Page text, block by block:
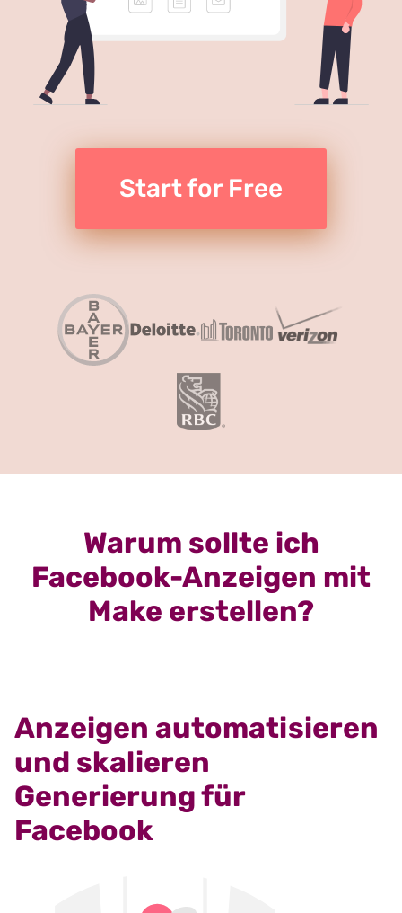
Start for Free
Warum sollte ich
Facebook-Anzeigen mit
Make erstellen?
Anzeigen automatisieren
und skalieren
Generierung für
Facebook